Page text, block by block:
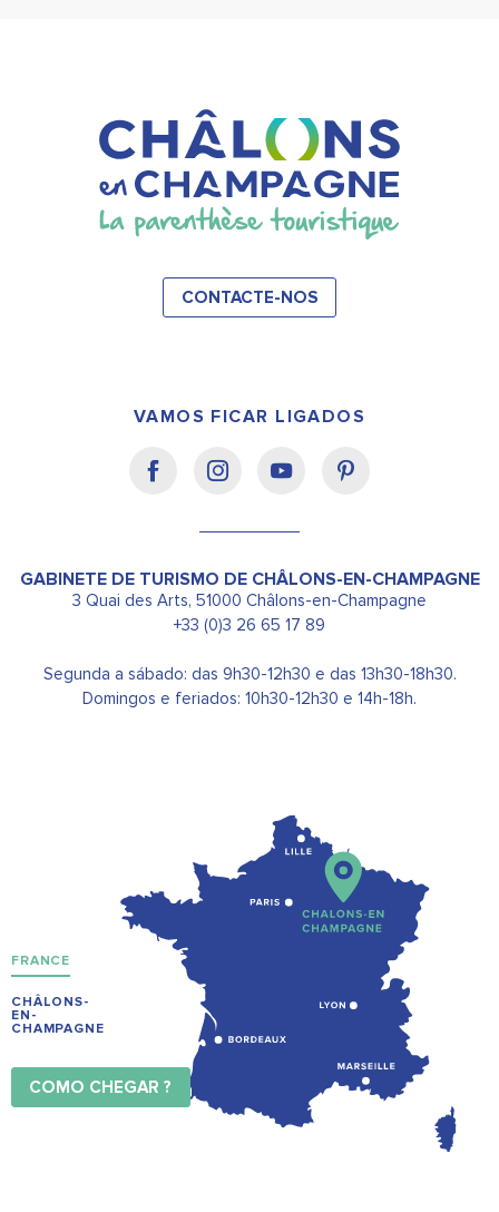
CONTACTE-NOS
VAMOS FICAR LIGADOS
GABINETE DE TURISMO DE CHÂLONS-EN-CHAMPAGNE
3 Quai des Arts, 51000 Châlons-en-Champagne
+33 (0)3 26 65 17 89
Segunda a sábado: das 9h30-12h30 e das 13h30-18h30.
Domingos e feriados: 10h30-12h30 e 14h-18h.
FRANCE
CHÂLONS-
EN-
CHAMPAGNE
COMO CHEGAR ?